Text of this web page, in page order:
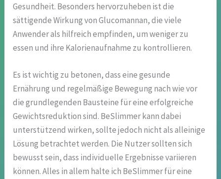
Gesundheit. Besonders hervorzuheben ist die
sättigende Wirkung von Glucomannan, die viele
Anwender als hilfreich empfinden, um weniger zu
essen und ihre Kalorienaufnahme zu kontrollieren.
Es ist wichtig zu betonen, dass eine gesunde
Ernährung und regelmäßige Bewegung nach wie vor
die grundlegenden Bausteine für eine erfolgreiche
Gewichtsreduktion sind. BeSlimmer kann dabei
unterstützend wirken, sollte jedoch nicht als alleinige
Lösung betrachtet werden. Die Nutzer sollten sich
bewusst sein, dass individuelle Ergebnisse variieren
können. Alles in allem halte ich BeSlimmer für eine